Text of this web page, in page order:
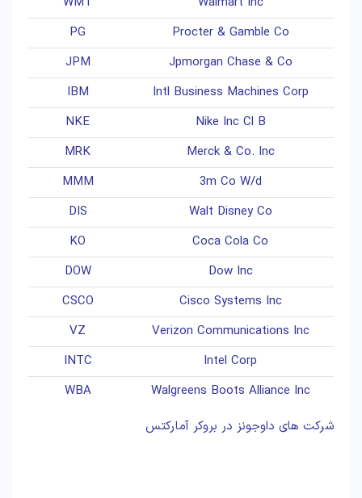
شرکت های داوجونز در بروکر آمارکتس
Procter & Gamble Co
PG
Jpmorgan Chase & Co
JPM
Intl Business Machines Corp
IBM
Nike Inc Cl B
NKE
Merck & Co. Inc
MRK
3m Co W/d
MMM
Walt Disney Co
DIS
Coca Cola Co
KO
Dow Inc
DOW
Cisco Systems Inc
CSCO
Verizon Communications Inc
VZ
Intel Corp
INTC
Walgreens Boots Alliance Inc
WBA